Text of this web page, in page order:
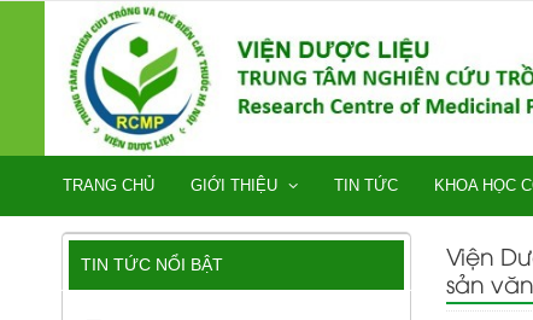
TRANG CHỦ GIỚI THIỆU TIN TỨC KHOA HỌC
TIN TỨC NỔI BẬT
Viện
sản